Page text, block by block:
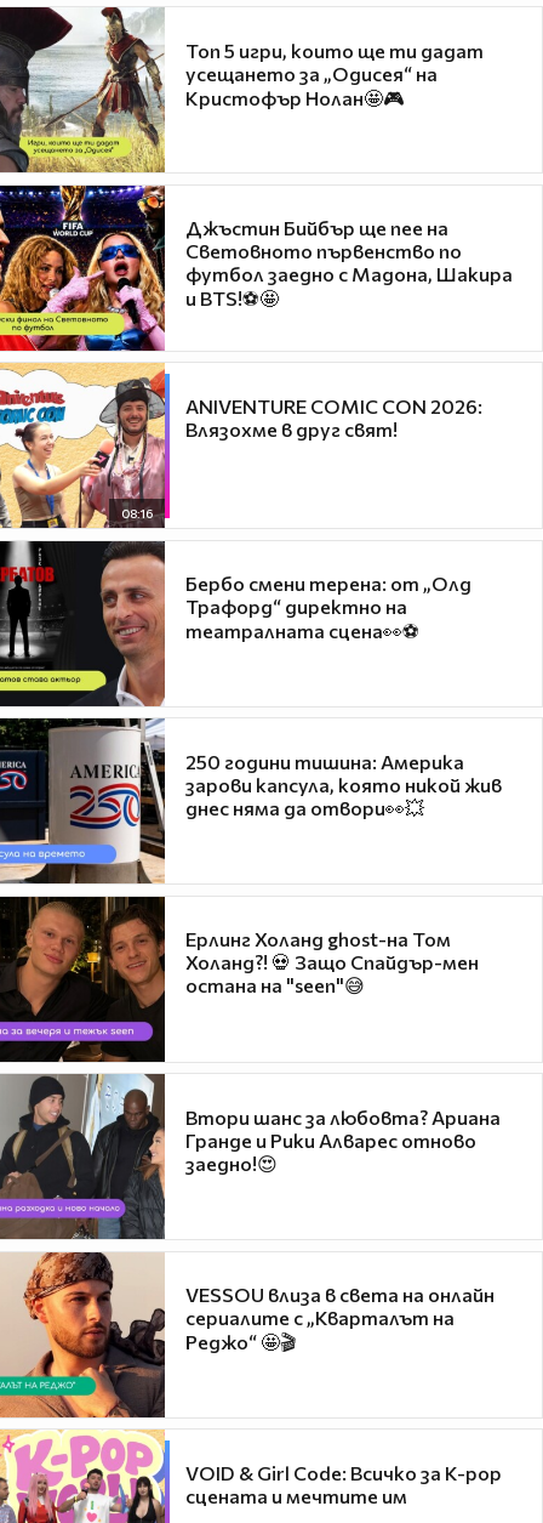
Топ 5 игри, които ще ти дадат
усещането за „Одисея“ на
Кристофър Нолан🤩🎮
Джъстин Бийбър ще пее на
Световното първенство по
футбол заедно с Мадона, Шакира
и BTS!⚽🤩
08:16
ANIVENTURE COMIC CON 2026:
Влязохме в друг свят!
Бербо смени терена: от „Олд
Трафорд“ директно на
театралната сцена👀⚽
250 години тишина: Америка
зарови капсула, която никой жив
днес няма да отвори👀💥
Ерлинг Холанд ghost-на Том
Холанд?! 💀 Защо Спайдър-мен
остана на "seen"😅
Втори шанс за любовта? Ариана
Гранде и Рики Алварес отново
заедно!😍
VESSOU влиза в света на онлайн
сериалите с „Кварталът на
Реджо“ 🤩🎬
VOID & Girl Code: Всичко за K-pop
сцената и мечтите им